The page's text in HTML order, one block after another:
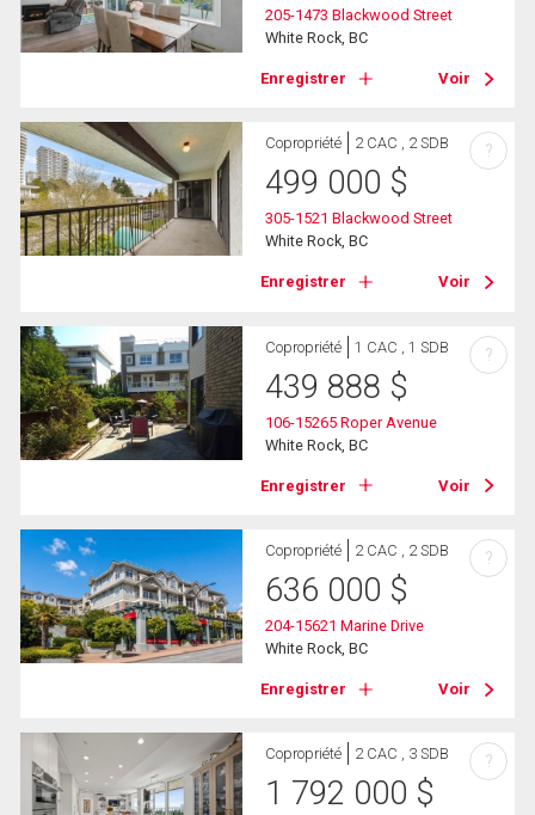
205-1473 Blackwood Street
White Rock, BC
Enregistrer Voir
Copropriété 2 CAC , 2 SDB
499 000 $
305-1521 Blackwood Street
White Rock, BC
Enregistrer Voir
?
Copropriété 1 CAC , 1 SDB
439 888 $
106-15265 Roper Avenue
White Rock, BC
Enregistrer Voir
?
Copropriété 2 CAC , 2 SDB
636 000 $
204-15621 Marine Drive
White Rock, BC
Enregistrer Voir
?
Copropriété 2 CAC , 3 SDB
1 792 000 $
?